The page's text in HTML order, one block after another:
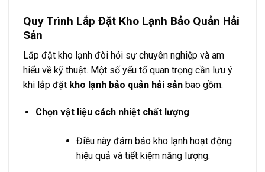
Quy Trình Lắp Đặt Kho Lạnh Bảo Quản Hải
Sản
Lắp đặt kho lạnh đòi hỏi sự chuyên nghiệp và am
hiểu về kỹ thuật. Một số yếu tố quan trọng cần lưu ý
khi lắp đặt kho lạnh bảo quản hải sản bao gồm:
Chọn vật liệu cách nhiệt chất lượng
Điều này đảm bảo kho lạnh hoạt động
hiệu quả và tiết kiệm năng lượng.